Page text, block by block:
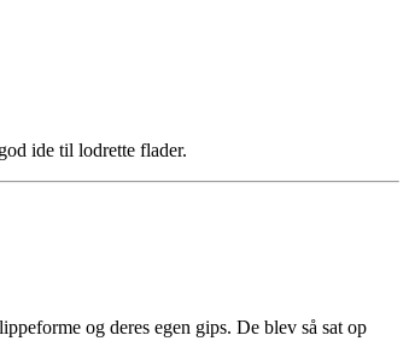
ide til lodrette flader.
og deres egen gips. De blev så sat op